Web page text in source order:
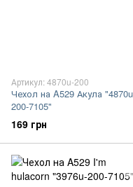
Артикул: 4870u-200
Чехол на A529 Акула
200-7105"
169 грн